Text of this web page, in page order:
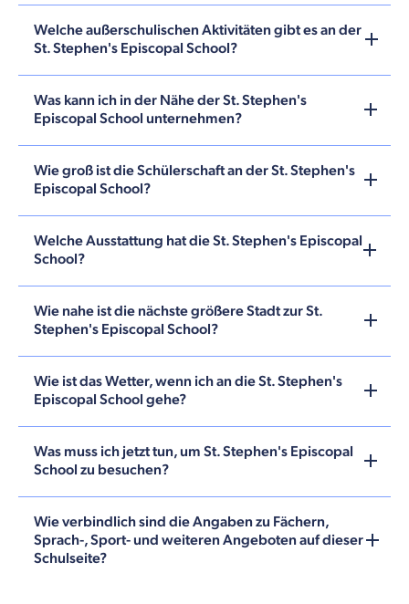
Welche außerschulischen Aktivitäten gibt es an der
St. Stephen's Episcopal School?
Was kann ich in der Nähe der St. Stephen's
Episcopal School unternehmen?
Wie groß ist die Schülerschaft an der St. Stephen's
Episcopal School?
Welche Ausstattung hat die St. Stephen's Episcopal
School?
Wie nahe ist die nächste größere Stadt zur St.
Stephen's Episcopal School?
Wie ist das Wetter, wenn ich an die St. Stephen's
Episcopal School gehe?
Was muss ich jetzt tun, um St. Stephen's Episcopal
School zu besuchen?
Wie verbindlich sind die Angaben zu Fächern,
Sprach-, Sport- und weiteren Angeboten auf dieser
Schulseite?